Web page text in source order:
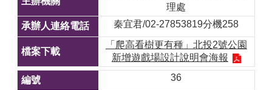
理處
秦宜君/02-27853819分機258
「爬高看樹更有種」北投2號公園
新增遊戲場設計說明會海報
36